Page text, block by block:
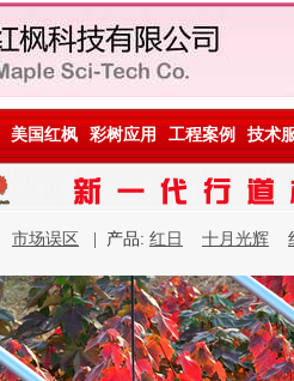
美国红枫 彩树应用 工程案例 技术
市场误区 | 产品: 红日 十月光辉